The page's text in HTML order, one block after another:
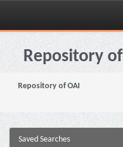
Skip
navigationRepository
Repository of OAI
Saved Searches